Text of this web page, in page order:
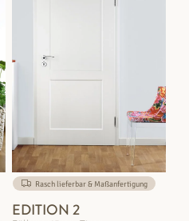
Rasch lieferbar & Maßanfertigung
EDITION 2